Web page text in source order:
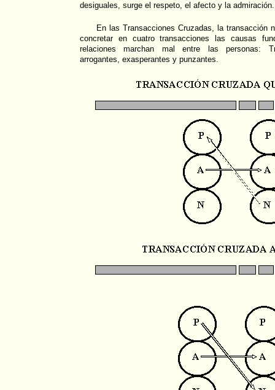
desiguales, surge el respeto, el afecto y la admiración.
En las Transacciones Cruzadas, la transacción
concretar en cuatro transacciones las causas
relaciones marchan mal entre las personas:
arrogantes, exasperantes y punzantes.